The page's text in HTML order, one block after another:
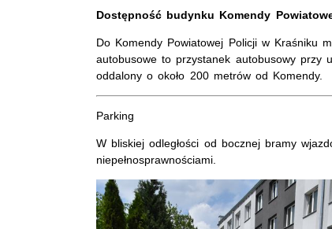
Dostępność budynku Komendy
Do Komendy Powiatowej Policji w Kraśniku
autobusowe to przystanek autobusowy przy
oddalony o około 200 metrów od Komendy.
Parking
W bliskiej odległości od bocznej bramy
niepełnosprawnościami.